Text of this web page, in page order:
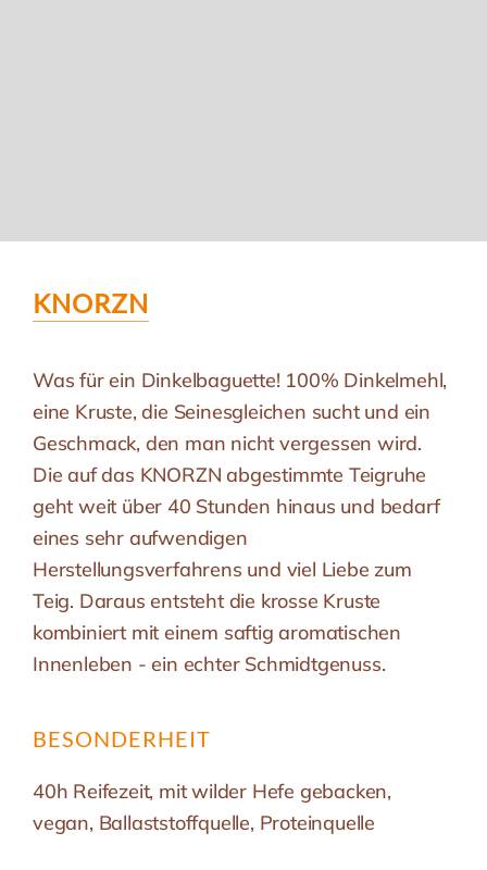
KNORZN
Was für ein Dinkelbaguette! 100% Dinkelmehl,
eine Kruste, die Seinesgleichen sucht und ein
Geschmack, den man nicht vergessen wird.
Die auf das KNORZN abgestimmte Teigruhe
geht weit über 40 Stunden hinaus und bedarf
eines sehr aufwendigen
Herstellungsverfahrens und viel Liebe zum
Teig. Daraus entsteht die krosse Kruste
kombiniert mit einem saftig aromatischen
Innenleben - ein echter Schmidtgenuss.
BESONDERHEIT
40h Reifezeit, mit wilder Hefe gebacken,
vegan, Ballaststoffquelle, Proteinquelle